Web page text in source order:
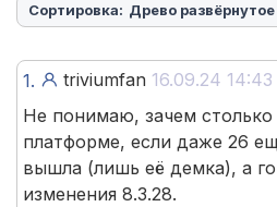
Сортировка: Древо развёрнутое
1. triviumfan 16.09.24 14:43
Не понимаю, зачем столько
платформе, если даже 26
вышла (лишь её демка), а
изменения 8.3.28.